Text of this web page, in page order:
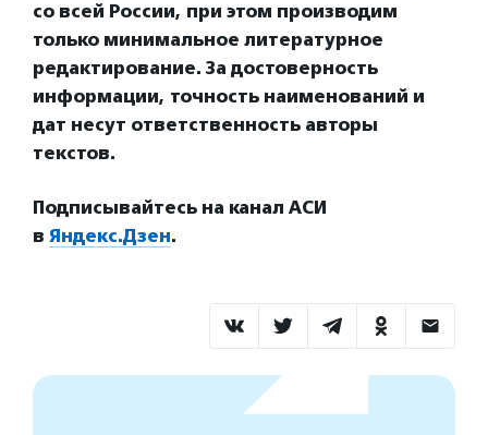
со всей России, при этом производим
только минимальное литературное
редактирование. За достоверность
информации, точность наименований и
дат несут ответственность авторы
текстов.
Подписывайтесь на канал АСИ
в Яндекс.Дзен.